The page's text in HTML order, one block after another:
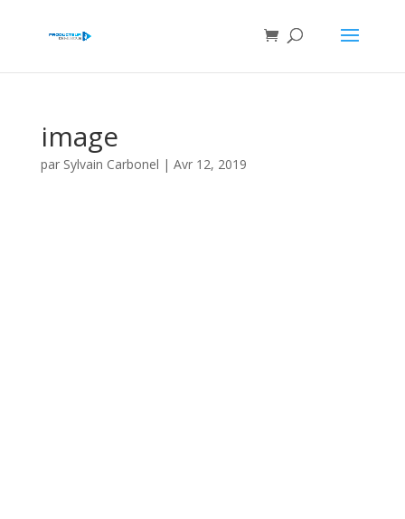
image
par Sylvain Carbonel | Avr 12, 2019